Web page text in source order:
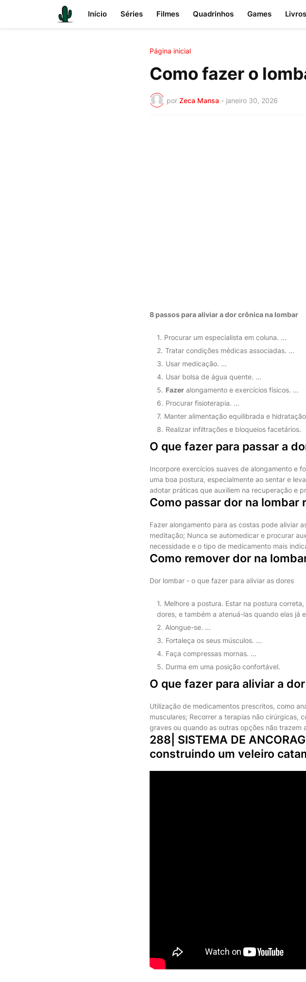
Início Séries Filmes Quadrinhos Games Livros
Página inicial
Como fazer o
por Zeca Mansa - janeiro 30, 2026
8 passos paraaliviar a dor crônica na lombar
Procurar um especialista em coluna. ...
Tratar condições médicas associadas. ...
Usar medicação. ...
Usar bolsa de água quente. ...
Fazer alongamento e exercícios físicos. ...
Procurar fisioterapia. ...
Manter alimentação equilibrada e
Realizar infiltrações e bloqueios facetários.
O que fazer para passar a
Incorpore exercícios suaves de alongamento e
uma boa postura, especialmente ao sentar e
adotar práticas que auxiliem na recuperação e
Como passar dor na lombar
Fazer alongamento para as costas pode aliviar
meditação; Nunca se automedicar e procurar
necessidade e o tipo de medicamento mais
Como remover dor na
Dor lombar - o que fazer para aliviar as dores
Melhore a postura. Estar na postura
dores, e também a atenuá-las quando elas já
Alongue-se. ...
Fortaleça os seus músculos. ...
Faça compressas mornas. ...
Durma em uma posição confortável.
O que fazer para aliviar a
Utilização de medicamentos prescritos, como
musculares; Recorrer a terapias não cirúrgicas,
graves ou quando as outras opções não
288| SISTEMA DE
construindo um veleiro